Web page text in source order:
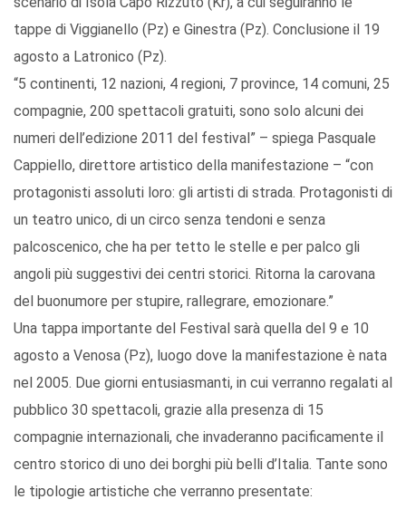
tappe di Viggianello (Pz) e Ginestra (Pz). Conclusione il 19
agosto a Latronico (Pz).
“5 continenti, 12 nazioni, 4 regioni, 7 province, 14 comuni, 25
compagnie, 200 spettacoli gratuiti, sono solo alcuni dei
numeri dell’edizione 2011 del festival” – spiega Pasquale
Cappiello, direttore artistico della manifestazione – “con
protagonisti assoluti loro: gli artisti di strada. Protagonisti di
un teatro unico, di un circo senza tendoni e senza
palcoscenico, che ha per tetto le stelle e per palco gli
angoli più suggestivi dei centri storici. Ritorna la carovana
del buonumore per stupire, rallegrare, emozionare.”
Una tappa importante del Festival sarà quella del 9 e 10
agosto a Venosa (Pz), luogo dove la manifestazione è nata
nel 2005. Due giorni entusiasmanti, in cui verranno regalati al
pubblico 30 spettacoli, grazie alla presenza di 15
compagnie internazionali, che invaderanno pacificamente il
centro storico di uno dei borghi più belli d’Italia. Tante sono
le tipologie artistiche che verranno presentate: